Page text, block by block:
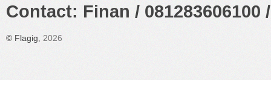
Contact: Finan /
© Flagig , 2026